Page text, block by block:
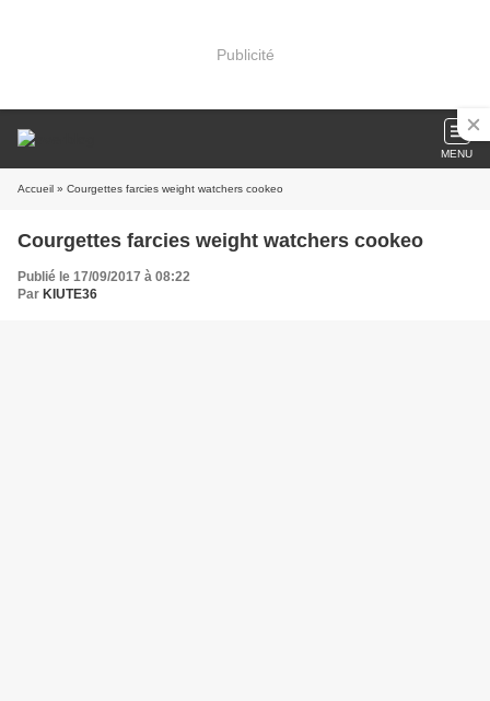
Publicité
MENU
Accueil » Courgettes farcies weight watchers cookeo
Courgettes farcies weight watchers cookeo
Publié le 17/09/2017 à 08:22
Par KIUTE36